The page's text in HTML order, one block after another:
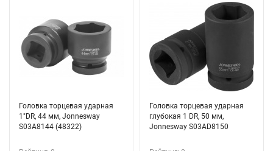
Головка торцевая ударная
1"DR, 44 мм, Jonnesway
S03A8144 (48322)
Головка торцевая ударная
глубокая 1 DR, 50 мм,
Jonnesway S03AD8150